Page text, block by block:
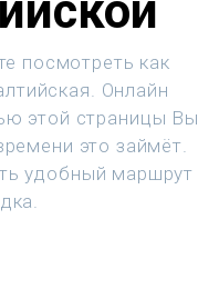
посмотреть как
Онлайн
этой страницы Вы
это займёт.
удобный маршрут